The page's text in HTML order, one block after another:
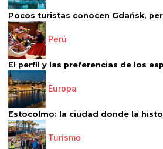
Pocos turistas conocen Gdańsk,
Perú
El perfil y las preferencias de los
Europa
Estocolmo: la ciudad donde la
Turismo